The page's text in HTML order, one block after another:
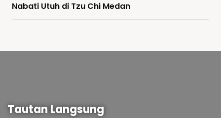
Nabati Utuh di Tzu Chi Medan
Tautan Langsung